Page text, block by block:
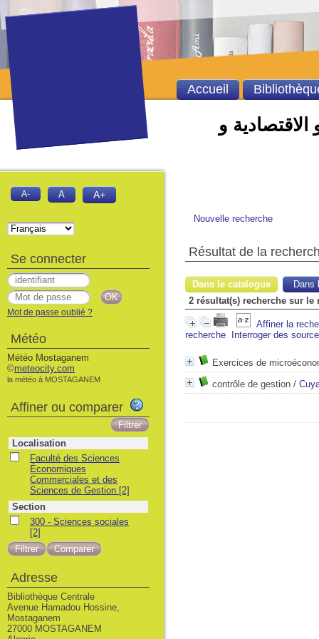
الاقتصادية و
Nouvelle recherche
Résultat de la
Dans le catalogue
Dans
2 résultat(s) recherche sur
Affiner la
recherche
Interroger des
Exercices de
contrôle de gestion /
Accueil
A- A A+
Se connecter
Mot de passe oublié ?
Météo
Météo Mostaganem
©meteocity.com
la météo à MOSTAGANEM
Affiner ou comparer
Localisation
Faculté des Sciences
Économiques
Commerciales et des
Sciences de Gestion [2]
Section
300 - Sciences sociales
[2]
Adresse
Bibliothèque Centrale
Avenue Hamadou Hossine,
Mostaganem
27000 MOSTAGANEM